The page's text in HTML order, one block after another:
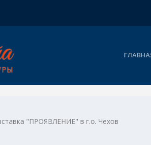
"ПРОЯВЛЕНИЕ" в г.о. Чехов